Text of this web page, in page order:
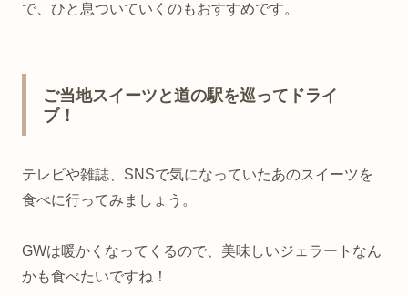
で、ひと息ついていくのもおすすめです。
ご当地スイーツと道の駅を巡ってドライ
ブ！
テレビや雑誌、SNSで気になっていたあのスイーツを
食べに行ってみましょう。
GWは暖かくなってくるので、美味しいジェラートなん
かも食べたいですね！